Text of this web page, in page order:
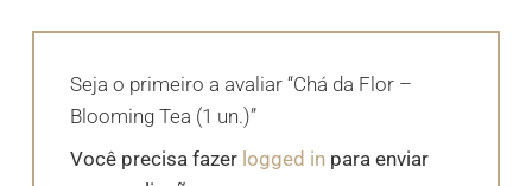
Seja o primeiro a avaliar “Chá da Flor –
Blooming Tea (1 un.)”
Você precisa fazer logged in para enviar